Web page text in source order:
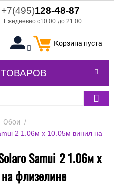
+7(495)128-48-87
Ежедневно с10:00 до 21:00
Корзина пуста
ТОВАРОВ
Обои /
2 1.06м x 10.05м винил на
Samui 2 1.06м x
флизелине